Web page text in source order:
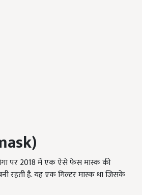
पर 2018 में एक ऐसे फेस मास्क की
रहती है. यह एक गिल्टर मास्क था जिसके